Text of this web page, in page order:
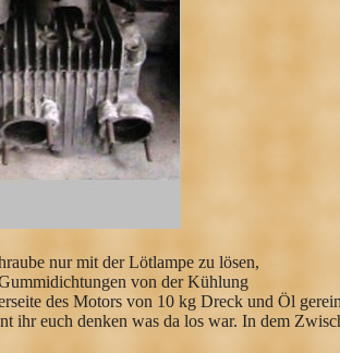
nur mit der Lötlampe zu lösen,
von der Kühlung
des Motors von 10 kg Dreck und Öl
ihr euch denken was da los war. In dem